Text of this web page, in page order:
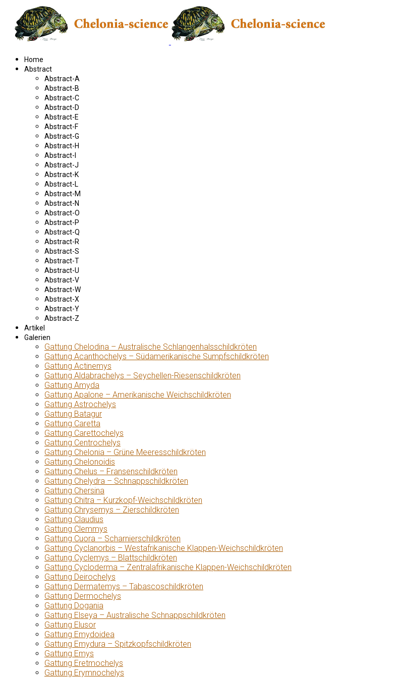
Home
Abstract
Abstract-A
Abstract-B
Abstract-C
Abstract-D
Abstract-E
Abstract-F
Abstract-G
Abstract-H
Abstract-I
Abstract-J
Abstract-K
Abstract-L
Abstract-M
Abstract-N
Abstract-O
Abstract-P
Abstract-Q
Abstract-R
Abstract-S
Abstract-T
Abstract-U
Abstract-V
Abstract-W
Abstract-X
Abstract-Y
Abstract-Z
Artikel
Galerien
Gattung Chelodina – Australische Schlangenhalsschildkröten
Gattung Acanthochelys – Südamerikanische Sumpfschildkröten
Gattung Actinemys
Gattung Aldabrachelys – Seychellen-Riesenschildkröten
Gattung Amyda
Gattung Apalone – Amerikanische Weichschildkröten
Gattung Astrochelys
Gattung Batagur
Gattung Caretta
Gattung Carettochelys
Gattung Centrochelys
Gattung Chelonia – Grüne Meeresschildkröten
Gattung Chelonoidis
Gattung Chelus – Fransenschildkröten
Gattung Chelydra – Schnappschildkröten
Gattung Chersina
Gattung Chitra – Kurzkopf-Weichschildkröten
Gattung Chrysemys – Zierschildkröten
Gattung Claudius
Gattung Clemmys
Gattung Cuora – Scharnierschildkröten
Gattung Cyclanorbis – Westafrikanische Klappen-Weichschildkröten
Gattung Cyclemys – Blattschildkröten
Gattung Cycloderma – Zentralafrikanische Klappen-Weichschildkröten
Gattung Deirochelys
Gattung Dermatemys – Tabascoschildkröten
Gattung Dermochelys
Gattung Dogania
Gattung Elseya – Australische Schnappschildkröten
Gattung Elusor
Gattung Emydoidea
Gattung Emydura – Spitzkopfschildkröten
Gattung Emys
Gattung Eretmochelys
Gattung Erymnochelys